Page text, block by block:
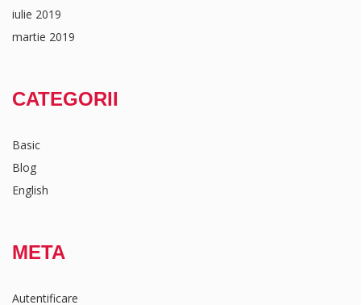
iulie 2019
martie 2019
CATEGORII
Basic
Blog
English
META
Autentificare